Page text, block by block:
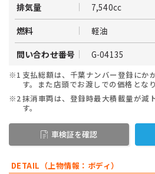
排気量 7,540cc
燃料 軽油
問い合わせ番号 G-04135
※1 支払総額は、千葉ナンバー登録にか
す。また店頭でお渡しでの価格となり
※2抹消車両は、登録時最大積載量が減
す。
車検証を確認
DETAIL（上物情報：ボディ）